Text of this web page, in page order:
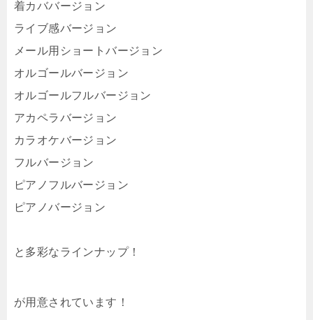
着カババージョン
ライブ感バージョン
メール用ショートバージョン
オルゴールバージョン
オルゴールフルバージョン
アカペラバージョン
カラオケバージョン
フルバージョン
ピアノフルバージョン
ピアノバージョン
と多彩なラインナップ！
が用意されています！